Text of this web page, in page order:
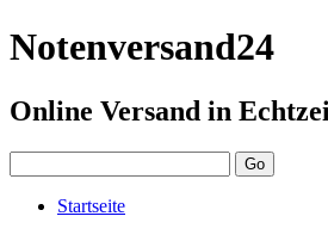
Notenversand24
Online Versand in
Startseite